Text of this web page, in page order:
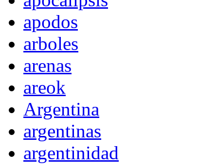
apodos
arboles
arenas
areok
Argentina
argentinas
argentinidad